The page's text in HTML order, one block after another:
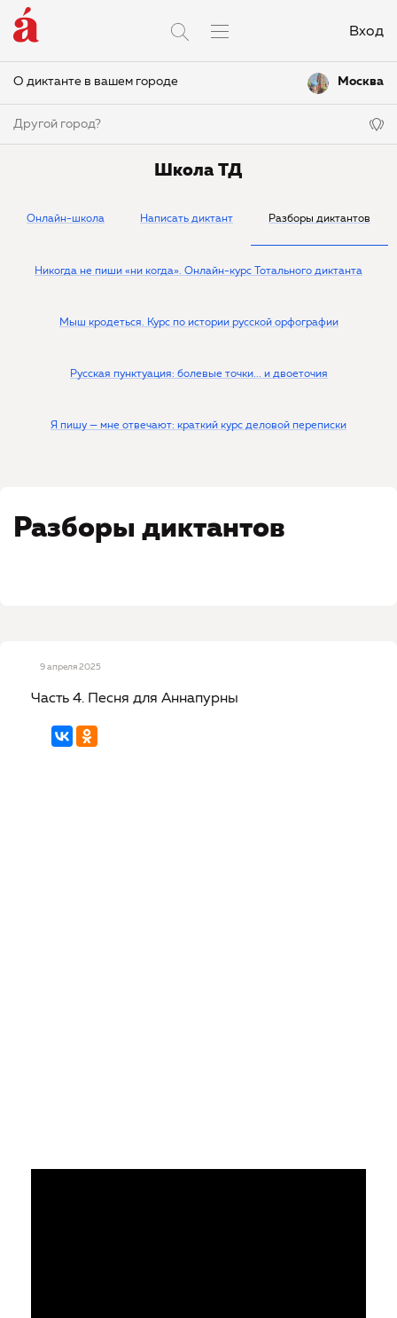
Вход
О диктанте в вашем городе Москва
Другой город?
Школа ТД
Онлайн-школа Написать диктант Разборы диктантов
Никогда не пиши «ни когда». Онлайн-курс Тотального диктанта
Мыш кродеться. Курс по истории русской орфографии
Русская пунктуация: болевые точки... и двоеточия
Я пишу — мне отвечают: краткий курс деловой переписки
Разборы диктантов
9 апреля 2025
Часть 4. Песня для Аннапурны